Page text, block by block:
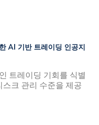
AI 기반 트레이딩 인공지
트레이딩 기회를 식별
크 관리 수준을 제공